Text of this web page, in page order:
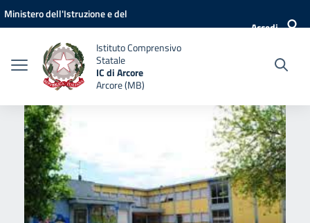
Vai ai contenuti
Vai al menu di navigazione
Vai al footer
Ministero dell'Istruzione e del
Accedi
Istituto Comprensivo
Statale
IC di Arcore
Arcore (MB)